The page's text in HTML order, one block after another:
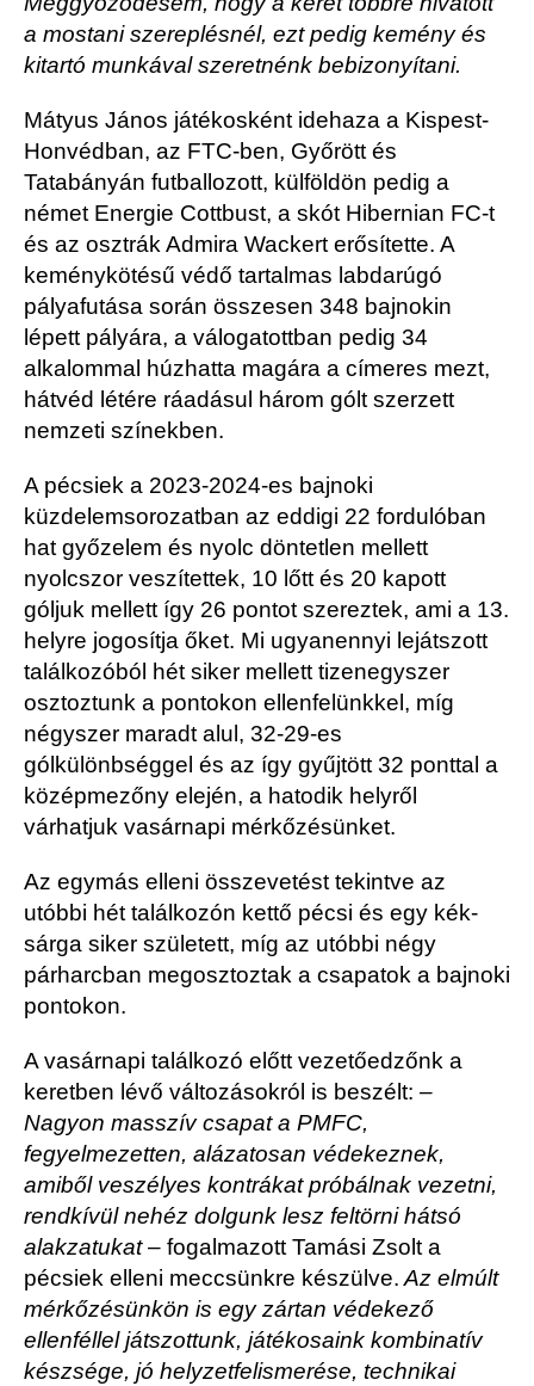
a mostani szereplésnél, ezt pedig kemény és
kitartó munkával szeretnénk bebizonyítani.
Mátyus János játékosként idehaza a Kispest-
Honvédban, az FTC-ben, Győrött és
Tatabányán futballozott, külföldön pedig a
német Energie Cottbust, a skót Hibernian FC-t
és az osztrák Admira Wackert erősítette. A
keménykötésű védő tartalmas labdarúgó
pályafutása során összesen 348 bajnokin
lépett pályára, a válogatottban pedig 34
alkalommal húzhatta magára a címeres mezt,
hátvéd létére ráadásul három gólt szerzett
nemzeti színekben.
A pécsiek a 2023-2024-es bajnoki
küzdelemsorozatban az eddigi 22 fordulóban
hat győzelem és nyolc döntetlen mellett
nyolcszor veszítettek, 10 lőtt és 20 kapott
góljuk mellett így 26 pontot szereztek, ami a 13.
helyre jogosítja őket. Mi ugyanennyi lejátszott
találkozóból hét siker mellett tizenegyszer
osztoztunk a pontokon ellenfelünkkel, míg
négyszer maradt alul, 32-29-es
gólkülönbséggel és az így gyűjtött 32 ponttal a
középmezőny elején, a hatodik helyről
várhatjuk vasárnapi mérkőzésünket.
Az egymás elleni összevetést tekintve az
utóbbi hét találkozón kettő pécsi és egy kék-
sárga siker született, míg az utóbbi négy
párharcban megosztoztak a csapatok a bajnoki
pontokon.
A vasárnapi találkozó előtt vezetőedzőnk a
keretben lévő változásokról is beszélt: –
Nagyon masszív csapat a PMFC,
fegyelmezetten, alázatosan védekeznek,
amiből veszélyes kontrákat próbálnak vezetni,
rendkívül nehéz dolgunk lesz feltörni hátsó
alakzatukat– fogalmazott Tamási Zsolt a
pécsiek elleni meccsünkre készülve.Az elmúlt
mérkőzésünkön is egy zártan védekező
ellenféllel játszottunk, játékosaink kombinatív
készsége, jó helyzetfelismerése, technikai